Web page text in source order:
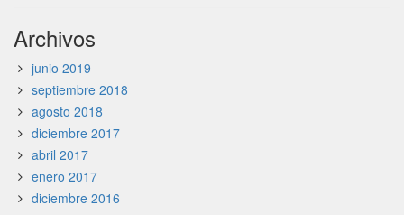
Archivos
junio 2019
septiembre 2018
agosto 2018
diciembre 2017
abril 2017
enero 2017
diciembre 2016